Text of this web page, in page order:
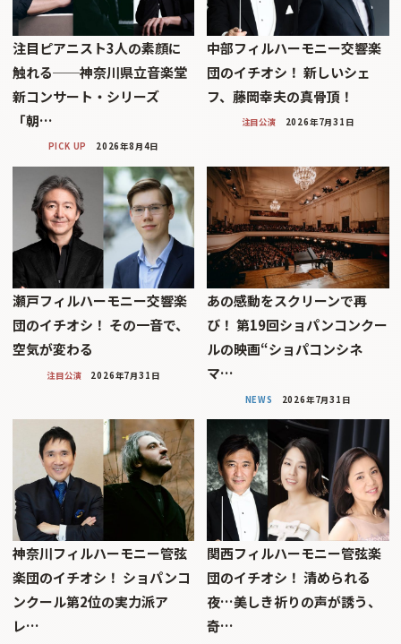
注目ピアニスト3人の素顔に
触れる──神奈川県立音楽堂
新コンサート・シリーズ
「朝…
PICK UP 2026年8月4日
中部フィルハーモニー交響楽
団のイチオシ！ 新しいシェ
フ、藤岡幸夫の真骨頂！
注目公演 2026年7月31日
瀬戸フィルハーモニー交響楽
団のイチオシ！ その一音で、
空気が変わる
注目公演 2026年7月31日
あの感動をスクリーンで再
び！ 第19回ショパンコンクー
ルの映画“ショパコンシネ
マ…
NEWS 2026年7月31日
神奈川フィルハーモニー管弦
楽団のイチオシ！ ショパンコ
ンクール第2位の実力派ア
レ…
関西フィルハーモニー管弦楽
団のイチオシ！ 清められる
夜…美しき祈りの声が誘う、
奇…